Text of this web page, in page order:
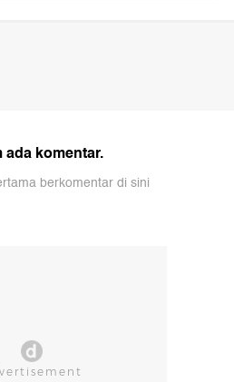
ada komentar.
berkomentar di sini